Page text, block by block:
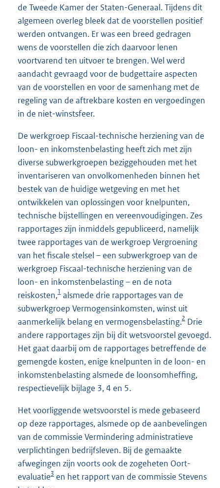
de Tweede Kamer der Staten-Generaal. Tijdens dit
algemeen overleg bleek dat de voorstellen positief
werden ontvangen. Er was een breed gedragen
wens de voorstellen die zich daarvoor lenen
voortvarend ten uitvoer te brengen. Wel werd
aandacht gevraagd voor de budgettaire aspecten
van de voorstellen en voor de samenhang met de
regeling van de aftrekbare kosten en vergoedingen
in de niet-winstsfeer.
De werkgroep Fiscaal-technische herziening van de
loon- en inkomstenbelasting heeft zich met zijn
diverse subwerkgroepen beziggehouden met het
inventariseren van onvolkomenheden binnen het
bestek van de huidige wetgeving en met het
ontwikkelen van oplossingen voor knelpunten,
technische bijstellingen en vereenvoudigingen. Zes
rapportages zijn inmiddels gepubliceerd, namelijk
twee rapportages van de werkgroep Vergroening
van het fiscale stelsel – een subwerkgroep van de
werkgroep Fiscaal-technische herziening van de
loon- en inkomstenbelasting – en de nota
reiskosten,1 alsmede drie rapportages van de
subwerkgroep Vermogensinkomsten, winst uit
aanmerkelijk belang en vermogensbelasting.2 Drie
andere rapportages zijn bij dit wetsvoorstel gevoegd.
Het gaat daarbij om de rapportages betreffende de
gemengde kosten, enige knelpunten in de loon- en
inkomstenbelasting alsmede de loonsomheffing,
respectievelijk bijlage 3, 4 en 5.
Het voorliggende wetsvoorstel is mede gebaseerd
op deze rapportages, alsmede op de aanbevelingen
van de commissie Vermindering administratieve
verplichtingen bedrijfsleven. Bij de gemaakte
afwegingen zijn voorts ook de zogeheten Oort-
evaluatie3 en het rapport van de commissie Stevens